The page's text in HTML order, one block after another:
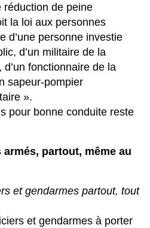
réduction de peine
la loi aux personnes
d’une personne investie
d’un militaire de la
fonctionnaire de la
sapeur‑pompier
».
pour bonne conduite reste
armés, partout, même au
et gendarmes partout, tout
et gendarmes à porter